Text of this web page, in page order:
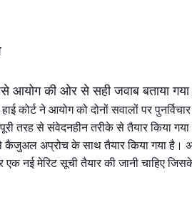
आयोग की ओर से सही जवाब बताया
कोर्ट ने आयोग को दोनों सवालों पर
तरह से संवेदनहीन तरीके से तैयार किया
अप्रोच के साथ तैयार किया गया है।
एक नई मेरिट सूची तैयार की जानी चाहिए